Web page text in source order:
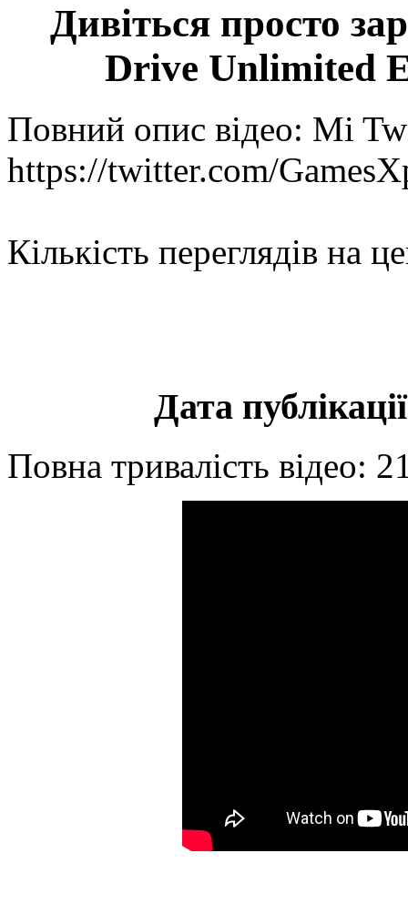
Дивіться просто
Drive Unlimited
Повний опис відео: Mi
https://twitter.com/
Кількість переглядів на
Дата
Повна тривалість відео: